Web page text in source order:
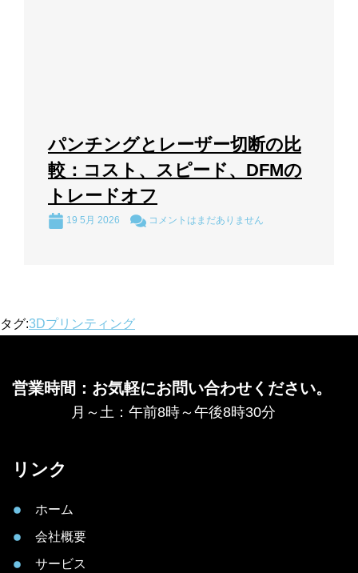
パンチングとレーザー切断の比
較：コスト、スピード、DFMの
トレードオフ
19 5月 2026 コメントはまだありません
タグ:3Dプリンティング
営業時間：お気軽にお問い合わせください。
月～土：午前8時～午後8時30分
リンク
ホーム
会社概要
サービス